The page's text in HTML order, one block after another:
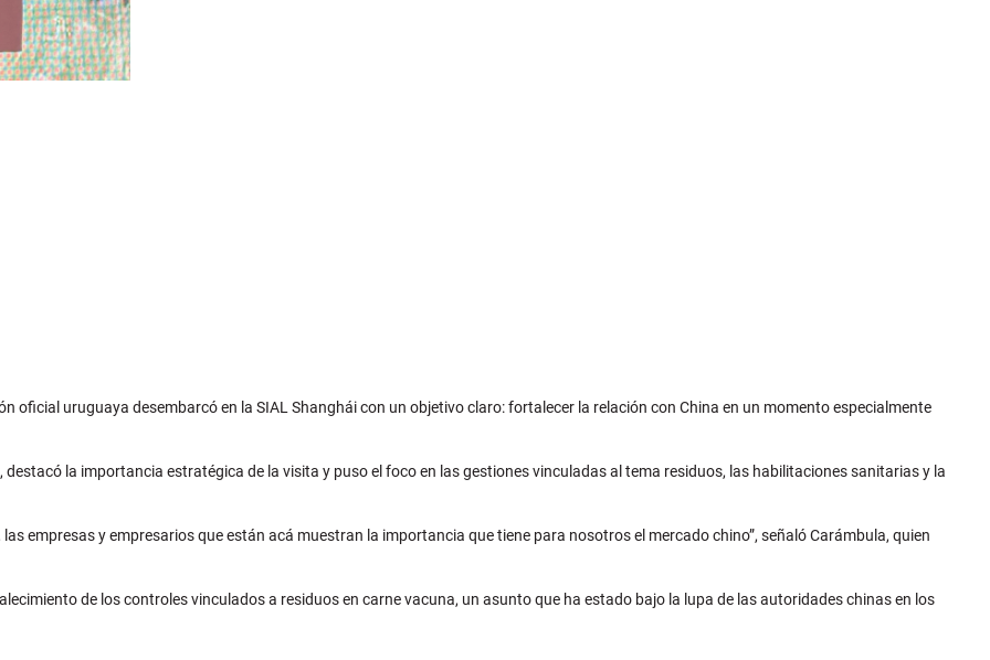
oficial uruguaya desembarcó en la SIAL Shanghái con un objetivo claro: fortalecer la relación con China en un momento especialmente
la importancia estratégica de la visita y puso el foco en las gestiones vinculadas al tema residuos, las habilitaciones sanitarias y la
empresas y empresarios que están acá muestran la importancia que tiene para nosotros el mercado chino”, señaló Carámbula, quien
de los controles vinculados a residuos en carne vacuna, un asunto que ha estado bajo la lupa de las autoridades chinas en los